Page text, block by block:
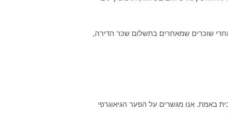
שוכרים שמאחרים בתשלום שכר הדירה,
באמת. אנו מגשרים על הפער הגיאוגרפי